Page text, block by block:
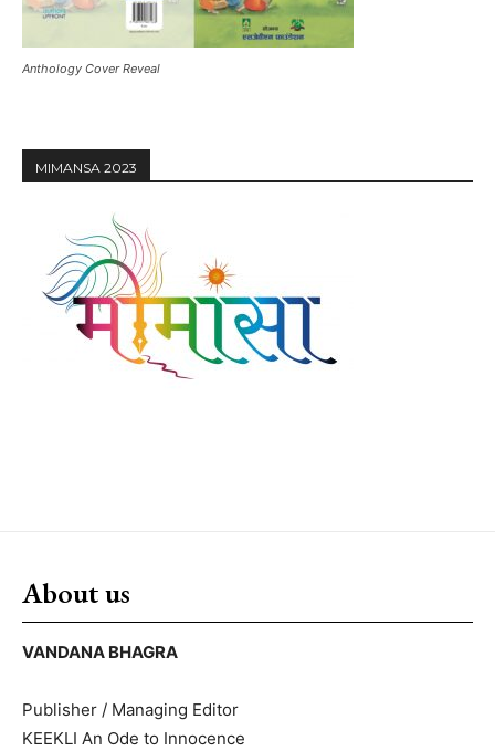
Anthology Cover Reveal
MIMANSA 2023
About us
VANDANA BHAGRA
Publisher / Managing Editor
KEEKLI An Ode to Innocence